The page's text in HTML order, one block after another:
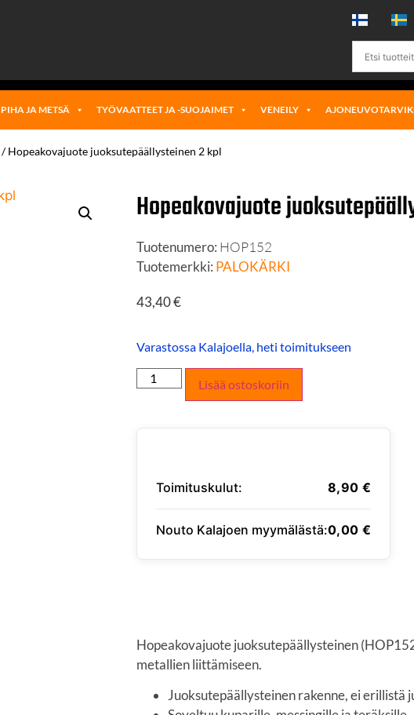
PIHA JA METSÄ TYÖVAATTEET JA -SUOJAIMET VENEILY
/ Hopeakovajuote juoksutepäällysteinen 2 kpl
Hopeakovajuote
Tuotenumero: HOP152
Tuotemerkki: PALOKÄRKI
43,40€
Varastossa Kalajoella, heti toimitukseen
Lisää ostoskoriin
Toimituskulut: 8,90 €
Nouto Kalajoen myymälästä:0,00 €
Hopeakovajuote juoksutepäällysteinen
metallien liittämiseen.
Juoksutepäällysteinen rakenne, ei erillistä